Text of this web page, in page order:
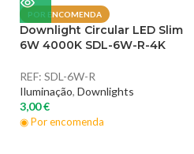
POR ENCOMENDA
Downlight Circular LED Slim
6W 4000K SDL-6W-R-4K
REF: SDL-6W-R
Iluminação, Downlights
3,00€
◉ Por encomenda